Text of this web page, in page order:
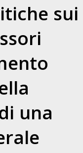
sui
una